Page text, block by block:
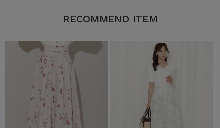
RECOMMEND ITEM